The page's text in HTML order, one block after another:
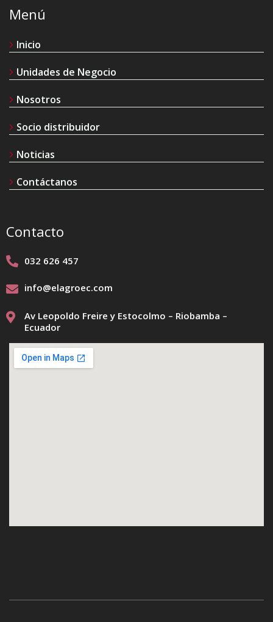
Menú
Inicio
Unidades de Negocio
Nosotros
Socio distribuidor
Noticias
Contáctanos
Contacto
032 626 457
info@elagroec.com
Av Leopoldo Freire y Estocolmo – Riobamba –
Ecuador